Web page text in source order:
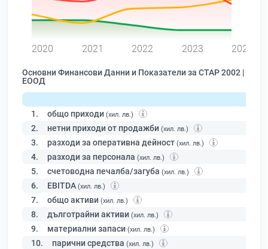
2020 2021 2022 2023 2024
Основни Финансови Данни и Показатели за СТАР 2002 |
ЕООД
1. общо приходи (хил. лв.)
2. нетни приходи от продажби (хил. лв.)
3. разходи за оперативна дейност (хил. лв.)
4. разходи за персонала (хил. лв.)
5. счетоводна печалба/загуба (хил. лв.)
6. EBITDA (хил. лв.)
7. общо активи (хил. лв.)
8. дълготрайни активи (хил. лв.)
9. материални запаси (хил. лв.)
10. парични средства (хил. лв.)